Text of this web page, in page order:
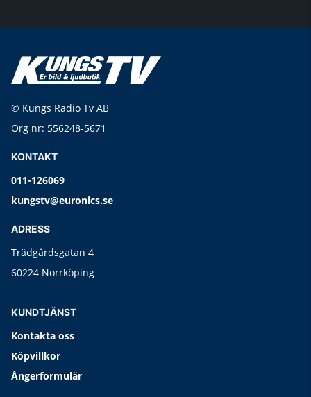
© Kungs Radio Tv AB
Org nr: 556248-5671
KONTAKT
011-126069
kungstv@euronics.se
ADRESS
Trädgårdsgatan 4
60224 Norrköping
KUNDTJÄNST
Kontakta oss
Köpvillkor
Ångerformulär